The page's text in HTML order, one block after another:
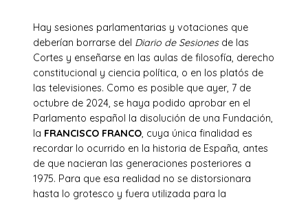
Hay sesiones parlamentarias y votaciones que
deberían borrarse del Diario de Sesionesde las
Cortes y enseñarse en las aulas de filosofía, derecho
constitucional y ciencia política, o en los platós de
las televisiones. Como es posible que ayer, 7 de
octubre de 2024, se haya podido aprobar en el
Parlamento español la disolución de una Fundación,
la FRANCISCO FRANCO, cuya única finalidad es
recordar lo ocurrido en la historia de España, antes
de que nacieran las generaciones posteriores a
1975. Para que esa realidad no se distorsionara
hasta lo grotesco y fuera utilizada para la